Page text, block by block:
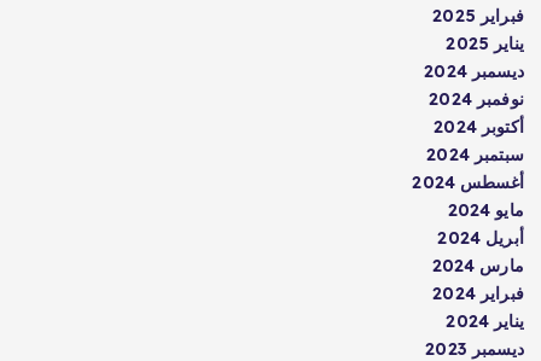
فبراير 2025
يناير 2025
ديسمبر 2024
نوفمبر 2024
أكتوبر 2024
سبتمبر 2024
أغسطس 2024
مايو 2024
أبريل 2024
مارس 2024
فبراير 2024
يناير 2024
ديسمبر 2023